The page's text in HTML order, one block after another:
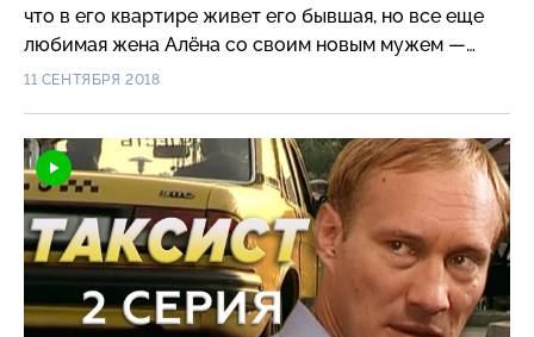
что в его квартире живет его бывшая, но все еще
любимая жена Алёна со своим новым мужем —
фотокорреспондентом Вадимом Старковым и их
опасности. Вадим пытается разоблачить одного
проворовавшегося генерала, а тот в ответ
подсылает своих бойцов на разборки. Илья против
своей воли оказывается в центре этой истории.
11 СЕНТЯБРЯ 2018